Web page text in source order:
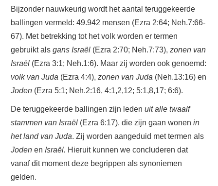
Bijzonder nauwkeurig wordt het aantal teruggekeerde
ballingen vermeld: 49.942 mensen (Ezra 2:64; Neh.7:66-
67). Met betrekking tot het volk worden er termen
gebruikt alsgans Israël (Ezra 2:70; Neh.7:73),zonen van
Israël (Ezra 3:1; Neh.1:6). Maar zij worden ook genoemd:
volk van Juda (Ezra 4:4),zonen van Juda (Neh.13:16) en
Joden (Ezra 5:1; Neh.2:16, 4:1,2,12; 5:1,8,17; 6:6).
De teruggekeerde ballingen zijn ledenuit alle twaalf
stammen van Israël (Ezra 6:17), die zijn gaan wonenin
het land van Juda. Zij worden aangeduid met termen als
Jodenen Israël. Hieruit kunnen we concluderen dat
vanaf dit moment deze begrippen als synoniemen
gelden.